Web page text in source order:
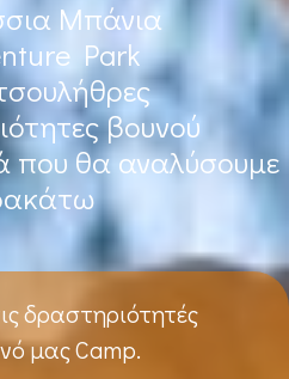
Μπάνια
Park
βουνού
που θα αναλύσουμε
δραστηριότητές
μας Camp.